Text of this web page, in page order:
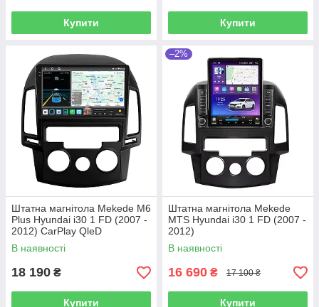
Купити Купити
Штатна магнітола Mekede M6
Plus Hyundai i30 1 FD (2007 -
2012) CarPlay QleD
В наявності
18 190 ₴
Купити
–2%
Штатна магнітола Mekede
MTS Hyundai i30 1 FD (2007 -
2012)
В наявності
16 690 ₴ 17 100 ₴
Купити